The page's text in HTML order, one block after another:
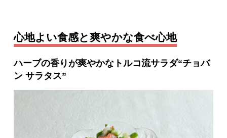
心地よい食感と爽やかな食べ心地
ハーブの香りが爽やかなトルコ流サラダ“チョバ
ン サラタス”